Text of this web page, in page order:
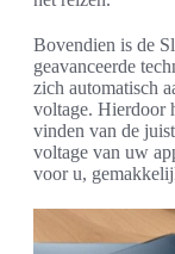
Bovendien is de
geavanceerde
zich automatisch
voltage. Hierdoor
vinden van de
voltage van uw
voor u,